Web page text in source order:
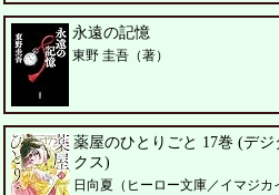
永遠の記憶
東野 圭吾（著）
薬屋のひとりごと 17巻 (デ
クス)
日向夏（ヒーロー文庫／イマジ